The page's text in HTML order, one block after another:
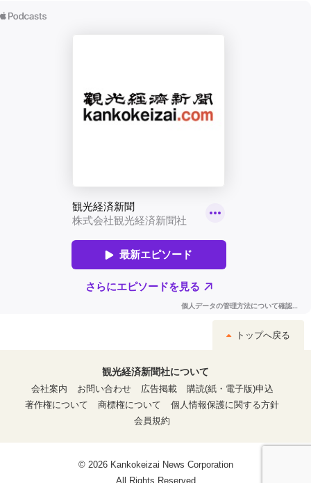
トップへ戻る
観光経済新聞社について
会社案内
お問い合わせ 広告掲載
購読(紙・電子版)申込
著作権について
商標権について
個人情報保護に関する方針
会員規約
© 2026 Kankokeizai News Corporation
All Rights Reserved